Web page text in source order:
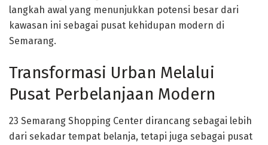
langkah awal yang menunjukkan potensi besar dari
kawasan ini sebagai pusat kehidupan modern di
Semarang.
Transformasi Urban Melalui
Pusat Perbelanjaan Modern
23 Semarang Shopping Center dirancang sebagai lebih
dari sekadar tempat belanja, tetapi juga sebagai pusat